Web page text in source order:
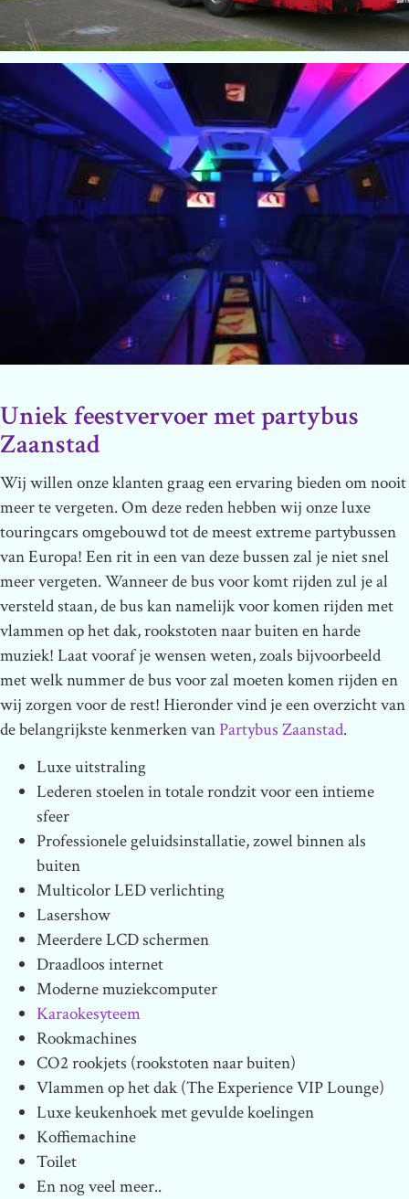
Uniek feestvervoer met partybus
Zaanstad
Wij willen onze klanten graag een ervaring bieden om nooit
meer te vergeten. Om deze reden hebben wij onze luxe
touringcars omgebouwd tot de meest extreme partybussen
van Europa! Een rit in een van deze bussen zal je niet snel
meer vergeten. Wanneer de bus voor komt rijden zul je al
versteld staan, de bus kan namelijk voor komen rijden met
vlammen op het dak, rookstoten naar buiten en harde
muziek! Laat vooraf je wensen weten, zoals bijvoorbeeld
met welk nummer de bus voor zal moeten komen rijden en
wij zorgen voor de rest! Hieronder vind je een overzicht van
de belangrijkste kenmerken van Partybus Zaanstad.
Luxe uitstraling
Lederen stoelen in totale rondzit voor een intieme
sfeer
Professionele geluidsinstallatie, zowel binnen als
buiten
Multicolor LED verlichting
Lasershow
Meerdere LCD schermen
Draadloos internet
Moderne muziekcomputer
Karaokesyteem
Rookmachines
CO2 rookjets (rookstoten naar buiten)
Vlammen op het dak (The Experience VIP Lounge)
Luxe keukenhoek met gevulde koelingen
Koffiemachine
Toilet
En nog veel meer..